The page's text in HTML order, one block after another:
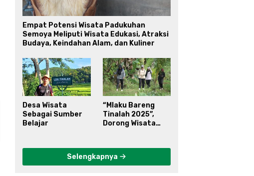
Empat Potensi Wisata Padukuhan
Semoya Meliputi Wisata Edukasi, Atraksi
Budaya, Keindahan Alam, dan Kuliner
Desa Wisata
Sebagai Sumber
Belajar
“Mlaku Bareng
Tinalah 2025”,
Dorong Wisata
Selengkapnya